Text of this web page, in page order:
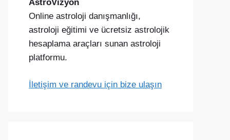
AstroVizyon
Online astroloji danışmanlığı,
astroloji eğitimi ve ücretsiz astrolojik
hesaplama araçları sunan astroloji
platformu.
İletişim ve randevu için bize ulaşın